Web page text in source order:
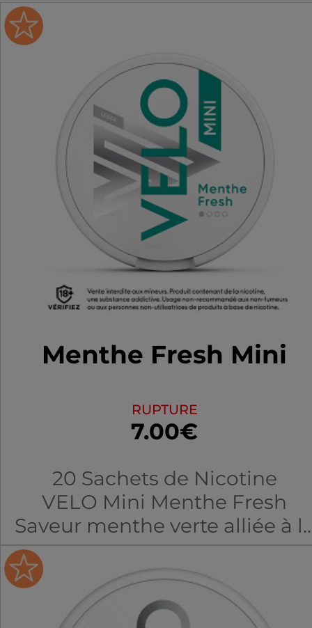
Menthe Fresh Mini
RUPTURE
7.00€
20 Sachets de Nicotine
VELO Mini Menthe Fresh
Saveur menthe verte alliée à
fraîcheur du menthol. Sans
fumée, sans odeur, sans
*Ce produit n'est pas sans